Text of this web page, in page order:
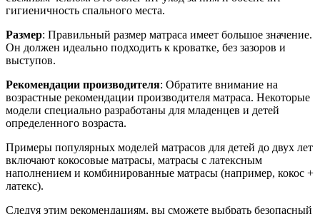
гигиеничность спального места.
Размер: Правильный размер матраса имеет большое значение.
Он должен идеально подходить к кроватке, без зазоров и
выступов.
Рекомендации производителя: Обратите внимание на
возрастные рекомендации производителя матраса. Некоторые
модели специально разработаны для младенцев и детей
определенного возраста.
Примеры популярных моделей матрасов для детей до двух лет
включают кокосовые матрасы, матрасы с латексным
наполнением и комбинированные матрасы (например, кокос +
латекс).
Следуя этим рекомендациям, вы сможете выбрать безопасный